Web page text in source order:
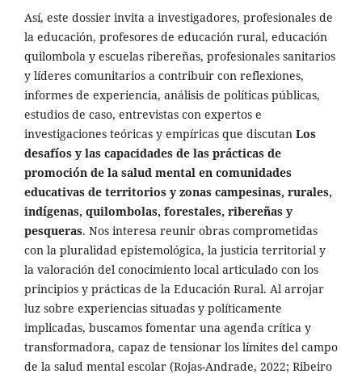
Así, este dossier invita a investigadores, profesionales de
la educación, profesores de educación rural, educación
quilombola y escuelas ribereñas, profesionales sanitarios
y líderes comunitarios a contribuir con reflexiones,
informes de experiencia, análisis de políticas públicas,
estudios de caso, entrevistas con expertos e
investigaciones teóricas y empíricas que discutan Los
desafíos y las capacidades de las prácticas de
promoción de la salud mental en comunidades
educativas de territorios y zonas campesinas, rurales,
indígenas, quilombolas, forestales, ribereñas y
pesqueras. Nos interesa reunir obras comprometidas
con la pluralidad epistemológica, la justicia territorial y
la valoración del conocimiento local articulado con los
principios y prácticas de la Educación Rural. Al arrojar
luz sobre experiencias situadas y políticamente
implicadas, buscamos fomentar una agenda crítica y
transformadora, capaz de tensionar los límites del campo
de la salud mental escolar (Rojas-Andrade, 2022; Ribeiro